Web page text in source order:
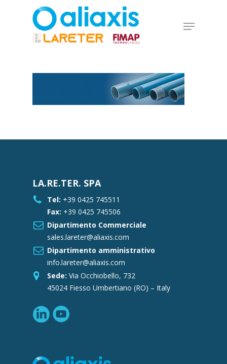
Menu
LA.RE.TER. SPA
Tel: +39 0425 745511
Fax: +39 0425 745506
Dipartimento Commerciale
sales.lareter@aliaxis.com
Dipartimento amministrativo
info.lareter@aliaxis.com
Sede: Via Occhiobello, 732
45024 Fiesso Umbertiano (RO) – Italy